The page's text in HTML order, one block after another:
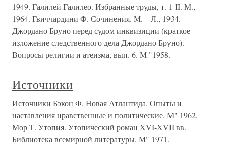
1949. Галилей Галилео. Избранные труды, т. 1-II. М.,
1964. Гвиччардини Ф. Сочинения. М. – Л., 1934.
Джордано Бруно перед судом инквизиции (краткое
изложение следственного дела Джордано Бруно).-
Вопросы религии и атеизма, вып. 6. М "1958.
Источники
Источники Бэкон Ф. Новая Атлантида. Опыты и
наставления нравственные и политические. М" 1962.
Мор Т. Утопия. Утопический роман XVI-XVII вв.
Библиотека всемирной литературы. М" 1971.